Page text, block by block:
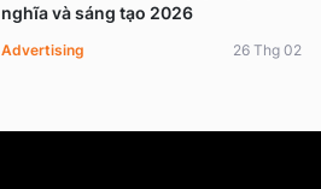
nghĩa và sáng tạo 2026
Advertising 26 Thg 02